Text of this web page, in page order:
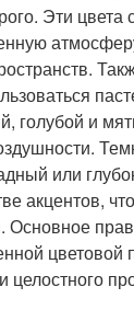
Эти цвета
голубой и
или
акцентов,
Основное
цветовой
целостного